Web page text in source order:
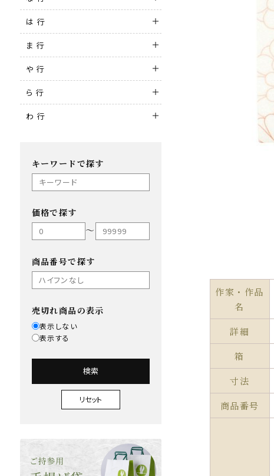
は 行
ま 行
や 行
ら 行
わ 行
キーワードで探す
価格で探す
〜
商品番号で探す
売切れ商品の表示
表示しない
表示する
検索
リセット
作家・作品
名
詳細
箱
寸法
商品番号